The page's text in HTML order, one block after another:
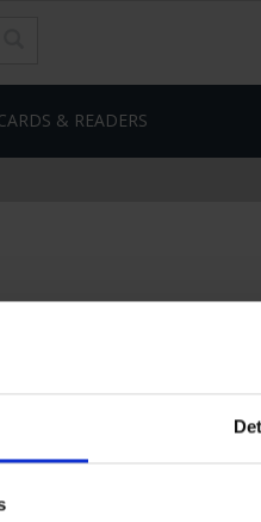
& READERS